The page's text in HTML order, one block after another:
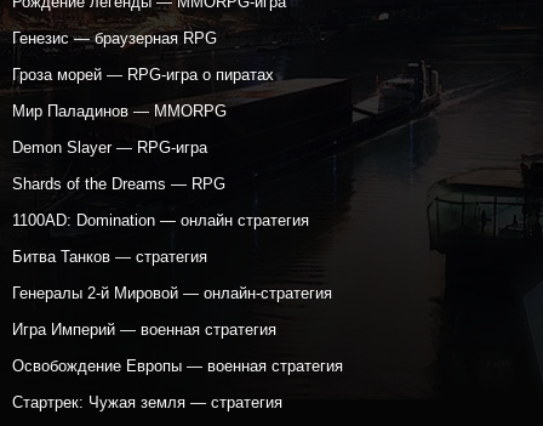
Генезис — браузерная RPG
Гроза морей — RPG-игра о пиратах
Мир Паладинов — MMORPG
Demon Slayer — RPG-игра
Shards of the Dreams — RPG
1100AD: Domination — онлайн стратегия
Битва Танков — стратегия
Генералы 2-й Мировой — онлайн-стратегия
Игра Империй — военная стратегия
Освобождение Европы — военная стратегия
Стартрек: Чужая земля — стратегия